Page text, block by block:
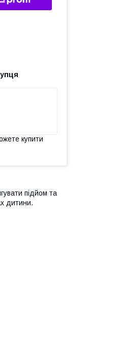
купити
підйом та
дитини.